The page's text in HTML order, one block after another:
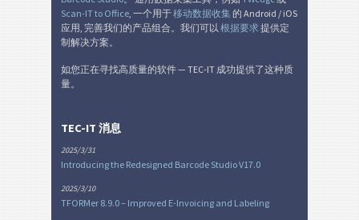
Scan-IT to Office, 一个用于移动数据收集的 Android / iOS
应用, 完善我们的产品组合。我们可以 根据要求 提供定
制解决方案。
如您正在寻找高质量的软件 — TEC-IT 成功提供了这种质
量。
TEC-IT 消息
2025/3/31
Introducing the Redesigned Barcode Studio V17.0
2025/3/10
TFORMer 8.9.0 – Improved E-Invoicing and Labeling